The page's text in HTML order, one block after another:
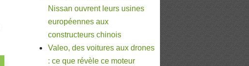
Nissan ouvrent leurs usines
européennes aux
constructeurs chinois
Valeo, des voitures aux drones
: ce que révèle ce moteur